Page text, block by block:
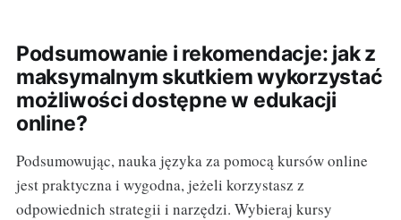
Podsumowanie i rekomendacje: jak z
maksymalnym skutkiem wykorzystać
możliwości dostępne w edukacji
online?
Podsumowując, nauka języka za pomocą kursów online
jest praktyczna i wygodna, jeżeli korzystasz z
odpowiednich strategii i narzędzi. Wybieraj kursy